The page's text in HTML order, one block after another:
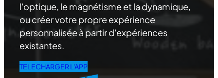
l'optique, le magnétisme et la dynamique,
ou créer votre propre expérience
personnalisée à partir d'expériences
existantes.
TELECHARGER L'APP